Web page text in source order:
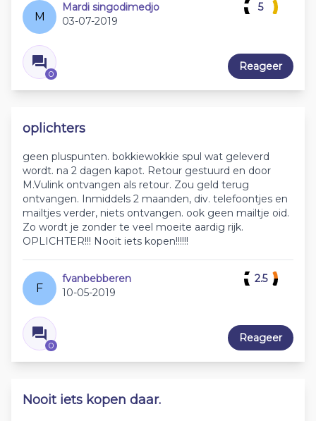
M
Mardi singodimedjo
03-07-2019
0
5
Reageer
oplichters
geen pluspunten. bokkiewokkie spul wat geleverd
wordt. na 2 dagen kapot. Retour gestuurd en door
M.Vulink ontvangen als retour. Zou geld terug
ontvangen. Inmiddels 2 maanden, div. telefoontjes en
mailtjes verder, niets ontvangen. ook geen mailtje oid.
Zo wordt je zonder te veel moeite aardig rijk.
OPLICHTER!!! Nooit iets kopen!!!!!!
F
fvanbebberen
10-05-2019
0
2.5
Reageer
Nooit iets kopen daar.